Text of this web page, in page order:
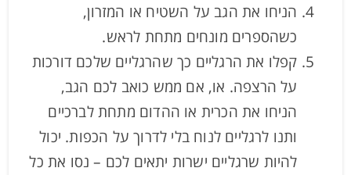
הניחו את הגב על השטיח או המזרון,
כשהספרים מונחים מתחת לראש.
קפלו את הרגליים כך שהרגליים שלכם דורכות
על הרצפה. או, אם ממש כואב לכם הגב,
הניחו את הכרית או ההדום מתחת לברכיים
ותנו לרגליים לנוח בלי לדרוך על הכפות. יכול
להיות שרגליים ישרות יתאים לכם – נסו את כל